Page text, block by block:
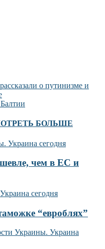
о путинизме и
БОЛЬШЕ
чем в ЕС и
“евроблях”